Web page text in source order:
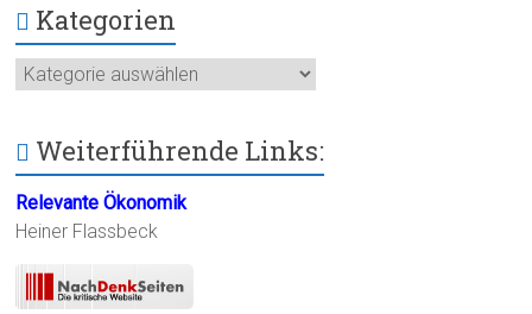
Kategorien
Kategorien
Weiterführende Links:
Relevante Ökonomik
Heiner Flassbeck